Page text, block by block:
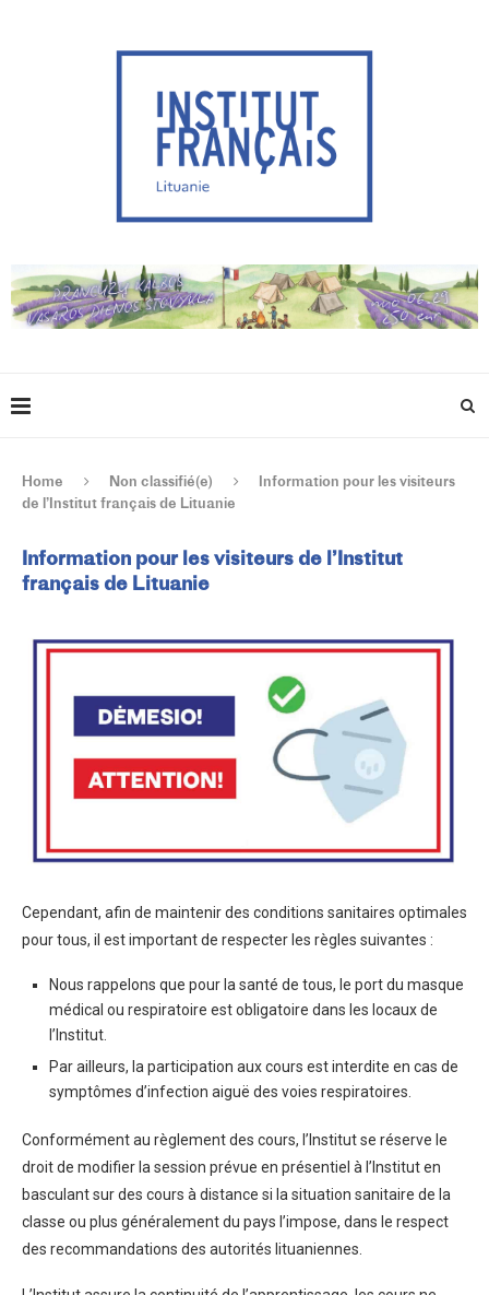
Home Non classifié(e)
Information pour les visiteurs
de l’Institut français de Lituanie
Information pour les visiteurs de l’Institut
français de Lituanie
Cependant, afin de maintenir des conditions sanitaires optimales
pour tous, il est important de respecter les règles suivantes :
Nous rappelons que pour la santé de tous, le port du masque
médical ou respiratoire est obligatoire dans les locaux de
l’Institut.
Par ailleurs, la participation aux cours est interdite en cas de
symptômes d’infection aiguë des voies respiratoires.
Conformément au règlement des cours, l’Institut se réserve le
droit de modifier la session prévue en présentiel à l’Institut en
basculant sur des cours à distance si la situation sanitaire de la
classe ou plus généralement du pays l’impose, dans le respect
des recommandations des autorités lituaniennes.